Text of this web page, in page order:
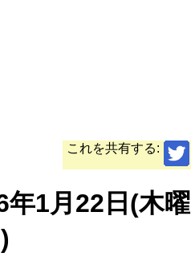
これを共有する:
1月22日(木曜